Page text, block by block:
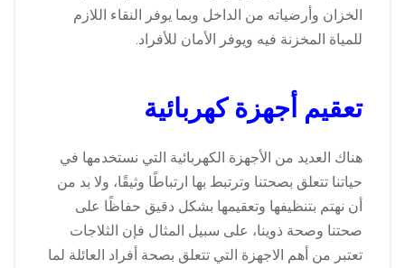
الخزان وأرضياته من الداخل وبما يوفر النقاء اللازم
للمياة المخزنة فيه ويوفر الأمان للأفراد.
تعقيم أجهزة كهربائية
هناك العديد من الأجهزة الكهربائية التي نستخدمها في
حياتنا تتعلق بصحتنا وترتبط بها ارتباطًا وثيقًا، ولا بد من
أن نهتم بتنظيفها وتعقيمها بشكل دقيق حفاظًا على
صحتنا وصحة ذوينا، على سبيل المثال فإن الثلاجات
تعتبر من أهم الاجهزة التي تتعلق بصحة أفراد العائلة لما